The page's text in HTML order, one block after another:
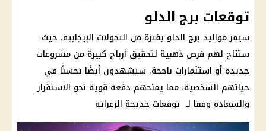
توقعات برج الدلو
سيمر مواليد برج الدلو بفترة من التحولات الإيجابية، حيث
ستتاح لهم فرص ذهبية لتحقيق أرباح كبيرة من مشروعات
جديدة أو استثمارات ناجحة. سيشهدون أيضًا تحسنًا في
حياتهم الشخصية، مما يمنحهم دفعة قوية نحو الاستقرار
والسعادة وفقا لـ توقعات خديجة الزغراته